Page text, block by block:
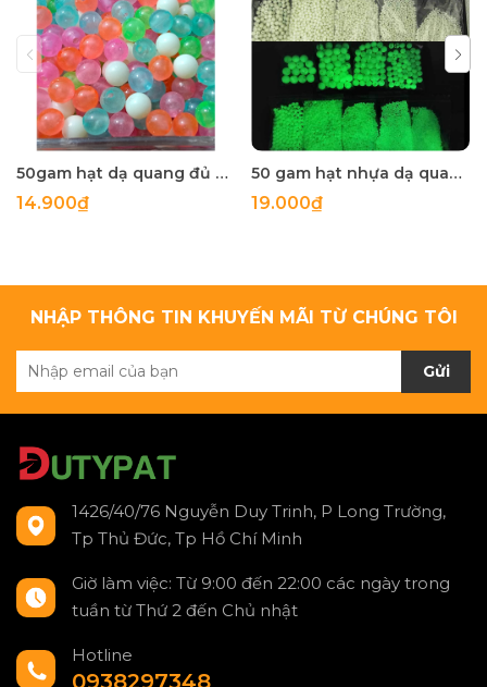
50gam hạt dạ quang đủ màu 6mm, 8mm, 10mm, 12mm, hạt nhựa tròn
14.900₫
50 gam hạt nhựa dạ quang tròn đủ size 4mm, 5mm, 6mm, 8mm, 10mm, 12mm, 14mm, 16mm ,18mm , 10mm, 22mm, 25mm
19.000₫
NHẬP THÔNG TIN KHUYẾN MÃI TỪ CHÚNG TÔI
Gửi
1426/40/76 Nguyễn Duy Trinh, P Long Trường,
Tp Thủ Đức, Tp Hồ Chí Minh
Giờ làm việc: Từ 9:00 đến 22:00 các ngày trong
tuần từ Thứ 2 đến Chủ nhật
Hotline